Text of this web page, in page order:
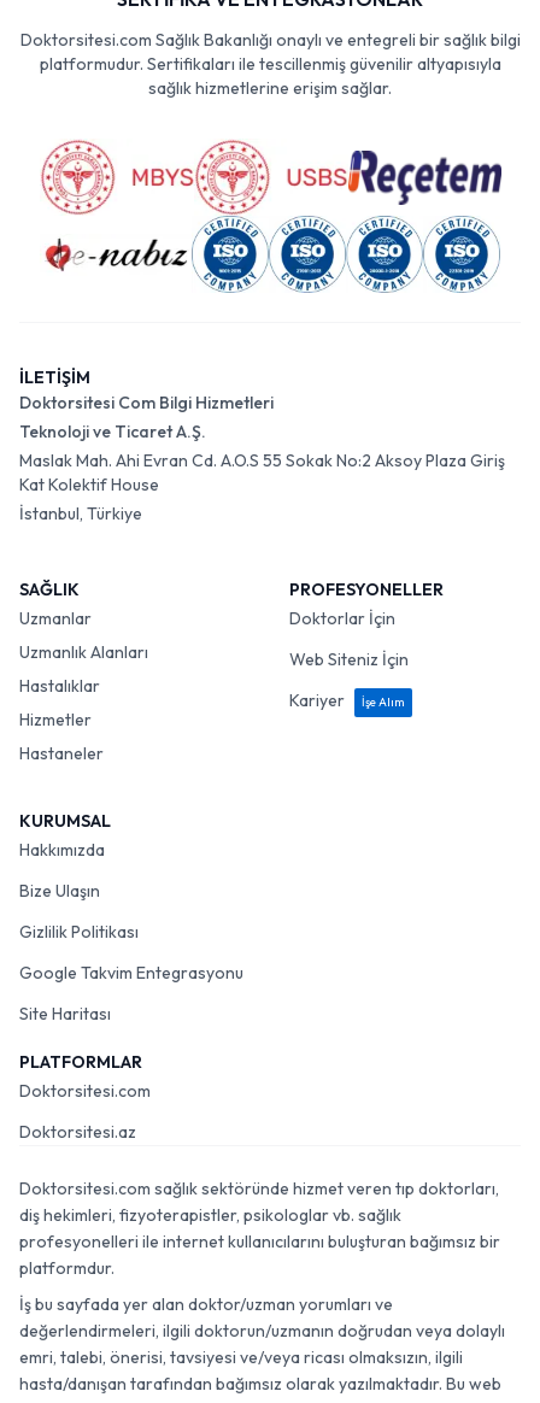
Doktorsitesi.com Sağlık Bakanlığı onaylı ve entegreli bir sağlık bilgi
platformudur. Sertifikaları ile tescillenmiş güvenilir altyapısıyla
sağlık hizmetlerine erişim sağlar.
İLETİŞİM
Doktorsitesi Com Bilgi Hizmetleri
Teknoloji ve Ticaret A.Ş.
Maslak Mah. Ahi Evran Cd. A.O.S 55 Sokak No:2 Aksoy Plaza Giriş
Kat Kolektif House
İstanbul, Türkiye
SAĞLIK
Uzmanlar
Uzmanlık Alanları
Hastalıklar
Hizmetler
Hastaneler
PROFESYONELLER
Doktorlar İçin
Web Siteniz İçin
Kariyer
İşe Alım
KURUMSAL
Hakkımızda
Bize Ulaşın
Gizlilik Politikası
Google Takvim Entegrasyonu
Site Haritası
PLATFORMLAR
Doktorsitesi.com
Doktorsitesi.az
Doktorsitesi.com sağlık sektöründe hizmet veren tıp doktorları,
diş hekimleri, fizyoterapistler, psikologlar vb. sağlık
profesyonelleri ile internet kullanıcılarını buluşturan bağımsız bir
platformdur.
İş bu sayfada yer alan doktor/uzman yorumları ve
değerlendirmeleri, ilgili doktorun/uzmanın doğrudan veya dolaylı
emri, talebi, önerisi, tavsiyesi ve/veya ricası olmaksızın, ilgili
hasta/danışan tarafından bağımsız olarak yazılmaktadır. Bu web